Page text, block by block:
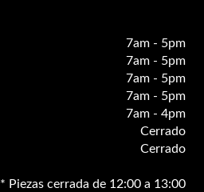
7am - 5pm
7am - 5pm
7am - 5pm
7am - 5pm
7am - 4pm
Cerrado
Cerrado
* Piezas cerrada de 12:00 a 13:00